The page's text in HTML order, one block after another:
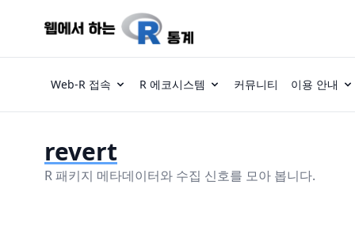
Web-R 접속 R 에코시스템 커뮤니티 이용 안내
revert
R 패키지 메타데이터와 수집 신호를 모아 봅니다.